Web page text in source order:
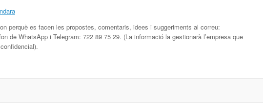
perquè es facen les propostes, comentaris, idees i suggeriments al correu:
de WhatsApp i Telegram: 722 89 75 29. (La informació la gestionarà l’empresa que